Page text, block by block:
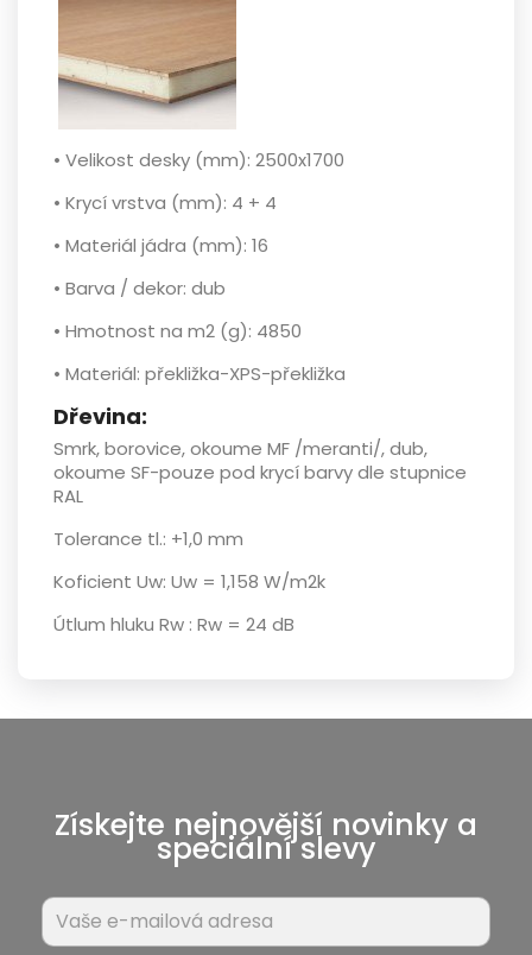
• Velikost desky (mm): 2500x1700
• Krycí vrstva (mm): 4 + 4
• Materiál jádra (mm): 16
• Barva / dekor: dub
• Hmotnost na m2 (g): 4850
• Materiál: překližka-XPS-překližka
Dřevina:
Smrk, borovice, okoume MF /meranti/, dub,
okoume SF-pouze pod krycí barvy dle stupnice
RAL
Tolerance tl.: +1,0 mm
Koficient Uw: Uw = 1,158 W/m2k
Útlum hluku Rw : Rw = 24 dB
Získejte nejnovější novinky a
speciální slevy